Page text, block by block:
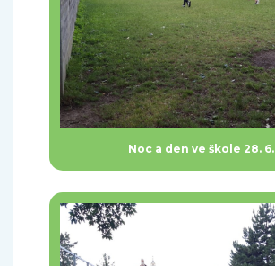
Noc a den ve škole 28. 6.